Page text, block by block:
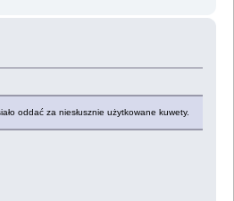
oddać za niesłusznie użytkowane kuwety.